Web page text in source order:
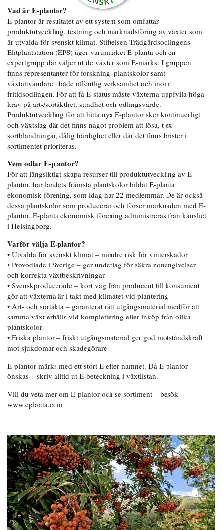
Vad är E-plantor?
E-plantor är resultatet av ett system som omfattar
produktutveckling, testning och marknadsföring av växter som
är utvalda för svenskt klimat. Stiftelsen Trädgårdsodlingens
Elitplantstation (EPS) äger varumärket E-planta och en
expertgrupp där väljer ut de växter som E-märks. I gruppen
finns representanter för forskning, plantskolor samt
växtanvändare i både offentlig verksamhet och inom
fritidsodlingen. För att få E-status måste växterna uppfylla höga
krav på art-/sortäkthet, sundhet och odlingsvärde.
Produktutveckling för att hitta nya E-plantor sker kontinuerligt
och växtslag där det finns något problem att lösa, t ex
sortblandningar, dålig härdighet eller där det finns brister i
sortimentet prioriteras.
Vem odlar E-plantor?
För att långsiktigt skapa resurser till produktutveckling av E-
plantor, har landets främsta plantskolor bildat E-planta
ekonomisk förening, som idag har 22 medlemmar. De är också
dessa plantskolor som producerar och förser marknaden med E-
plantor. E-planta ekonomisk förening administreras från kansliet
i Helsingborg.
Varför välja E-plantor?
• Utvalda för svenskt klimat – mindre risk för vinterskador
• Provodlade i Sverige – ger underlag för säkra zonangivelser
och korrekta växtbeskrivningar
• Svenskproducerade – kort väg från producent till konsument
gör att växterna är i takt med klimatet vid plantering
• Art- och sortäkta – garanterat rätt utgångsmaterial medför att
samma växt erhålls vid komplettering eller inköp från olika
plantskolor
• Friska plantor – friskt utgångsmaterial ger god motståndskraft
mot sjukdomar och skadegörare
E-plantor märks med ett stort E efter namnet. Då E-plantor
önskas – skriv alltid ut E-beteckning i växtlistan.
Vill du veta mer om E-plantor och se sortiment – besök
www.eplanta.com